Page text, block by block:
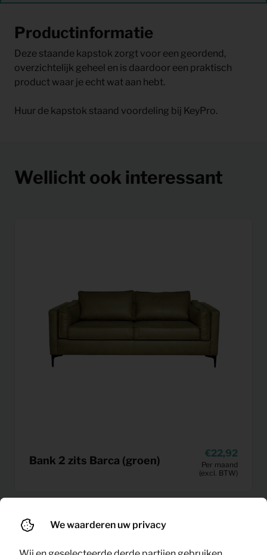
Productinformatie
Deze staande kapstok zorgt voor een geordend,
overzichtelijk geheel en is daardoor een praktisch
product waar je echt wat aan hebt.
Huur de kapstok staand voordeling bij KeyPro.
Wellicht ook interessant
Bank 2 zits Barca (groen)
22,92
Per maand
(excl. BTW)
We waarderen uw privacy